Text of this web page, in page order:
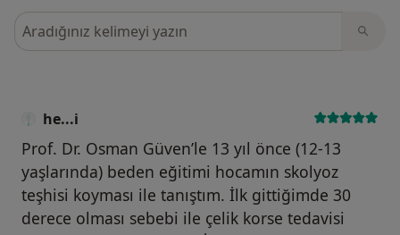
Görüşler içerisinde ara
he...i
Prof. Dr. Osman Güven’le 13 yıl önce (12-13
yaşlarında) beden eğitimi hocamın skolyoz
teşhisi koyması ile tanıştım. İlk gittiğimde 30
derece olması sebebi ile çelik korse tedavisi